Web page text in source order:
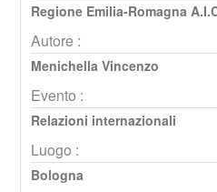
Regione Emilia-Romagna
Autore :
Menichella Vincenzo
Evento :
Relazioni internazionali
Luogo :
Bologna